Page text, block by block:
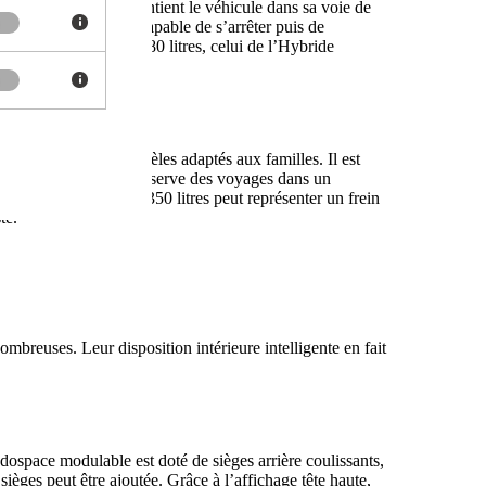
Ce système maintient le véhicule dans sa voie de
vitesse adaptatif capable de s’arrêter puis de
un coffre de 580 litres, celui de l’Hybride
partie des modèles adaptés aux familles. Il est
distances. Il vous réserve des voyages dans un
le coffre de 350 litres peut représenter un frein
Leur disposition intérieure intelligente en fait
modulable est doté de sièges arrière coulissants,
peut être ajoutée. Grâce à l’affichage tête haute,